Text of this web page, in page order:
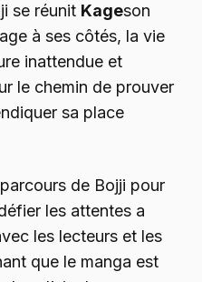
se réunit Kageson
à ses côtés, la vie
inattendue et
le chemin de prouver
sa place
de Bojji pour
les attentes a
les lecteurs et les
que le manga est